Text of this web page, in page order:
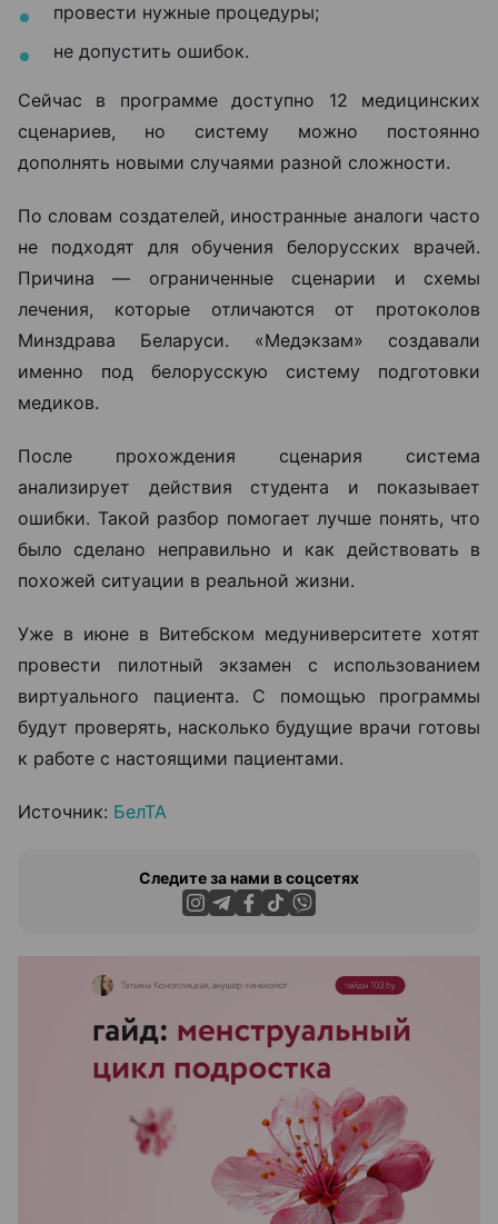
провести нужные процедуры;
не допустить ошибок.
Сейчас в программе доступно 12 медицинских
сценариев, но систему можно постоянно
дополнять новыми случаями разной сложности.
По словам создателей, иностранные аналоги часто
не подходят для обучения белорусских врачей.
Причина — ограниченные сценарии и схемы
лечения, которые отличаются от протоколов
Минздрава Беларуси. «Медэкзам» создавали
именно под белорусскую систему подготовки
медиков.
После прохождения сценария система
анализирует действия студента и показывает
ошибки. Такой разбор помогает лучше понять, что
было сделано неправильно и как действовать в
похожей ситуации в реальной жизни.
Уже в июне в Витебском медуниверситете хотят
провести пилотный экзамен с использованием
виртуального пациента. С помощью программы
будут проверять, насколько будущие врачи готовы
к работе с настоящими пациентами.
Источник: БелТА
Следите за нами в соцсетях
ЭФФЕКТИВНАЯ РЕКЛАМА НА САЙТЕ